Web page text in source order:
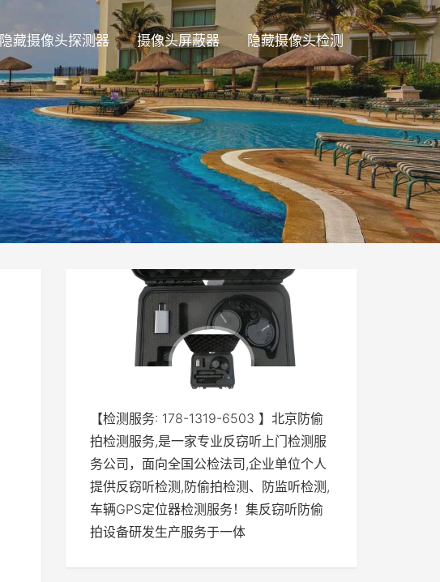
隐藏摄像头探测器 摄像头屏蔽器 隐藏摄像头检测
【检测服务: 178-1319-6503 】北京防偷
拍检测服务,是一家专业反窃听上门检测服
务公司，面向全国公检法司,企业单位个人
提供反窃听检测,防偷拍检测、防监听检测,
车辆GPS定位器检测服务！集反窃听防偷
拍设备研发生产服务于一体